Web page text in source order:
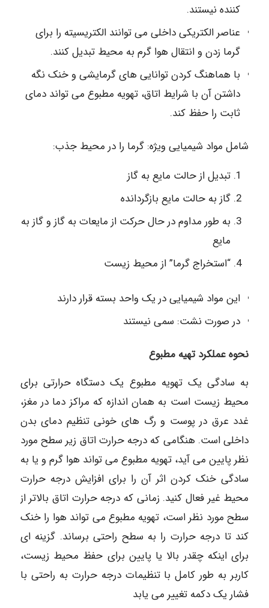
کننده نیستند.
عناصر الکتریکی داخلی می توانند الکتریسیته را برای
گرما زدن و انتقال هوا گرم به محیط تبدیل کنند.
با هماهنگ کردن توانایی های گرمایشی و خنک نگه
داشتن آن با شرایط اتاق، تهویه مطبوع می تواند دمای
ثابت را حفظ کند.
شامل مواد شیمیایی ویژه: گرما را در محیط جذب:
تبدیل از حالت مایع به گاز
گاز به حالت مایع بازگردانده
به طور مداوم در حال حرکت از مایعات به گاز و گاز به
مایع
“استخراج گرما” از محیط زیست
این مواد شیمیایی در یک واحد بسته قرار دارند
در صورت نشت: سمی نیستند
نحوه عملکرد تهیه مطبوع
به سادگی یک تهویه مطبوع یک دستگاه حرارتی برای
محیط زیست است به همان اندازه که مراکز دما در مغز،
غدد عرق در پوست و رگ های خونی تنظیم دمای بدن
داخلی است. هنگامی که درجه حرارت اتاق زیر سطح مورد
نظر پایین می آید، تهویه مطبوع می تواند هوا گرم و یا به
سادگی خنک کردن اثر آن را برای افزایش درجه حرارت
محیط غیر فعال کنید. زمانی که درجه حرارت اتاق بالاتر از
سطح مورد نظر است، تهویه مطبوع می تواند هوا را خنک
کند تا درجه حرارت را به سطح راحتی برساند. گزینه ای
برای اینکه چقدر بالا یا پایین برای حفظ محیط زیست،
کاربر به طور کامل با تنظیمات درجه حرارت به راحتی با
فشار یک دکمه تغییر می یابد